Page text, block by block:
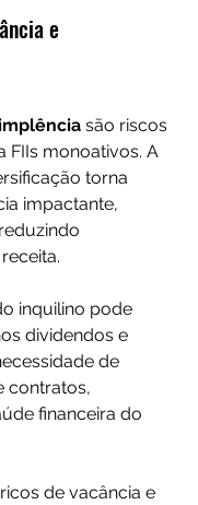
e
são riscos
FIIs monoativos. A
torna
impactante,
inquilino pode
dividendos e
de
contratos,
financeira do
de vacância e